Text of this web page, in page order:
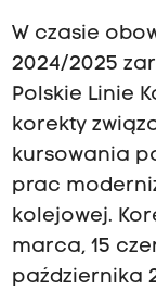
W czasie
2024/2025
Polskie Linie
korekty
kursowania
prac
kolejowej.
marca, 15
października